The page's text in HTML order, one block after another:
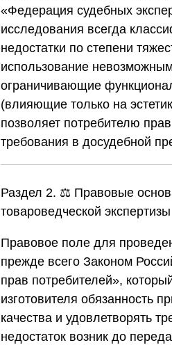
«Федерация судебных
исследования всегда
недостатки по степени
использование
ограничивающие
(влияющие только на
позволяет потребителю
требования в досудебной
Раздел 2. ⚖️ Правовые
товароведческой экспертизы
Правовое поле для
прежде всего Законом
прав потребителей»,
изготовителя обязанность
качества и удовлетворять
недостаток возник до